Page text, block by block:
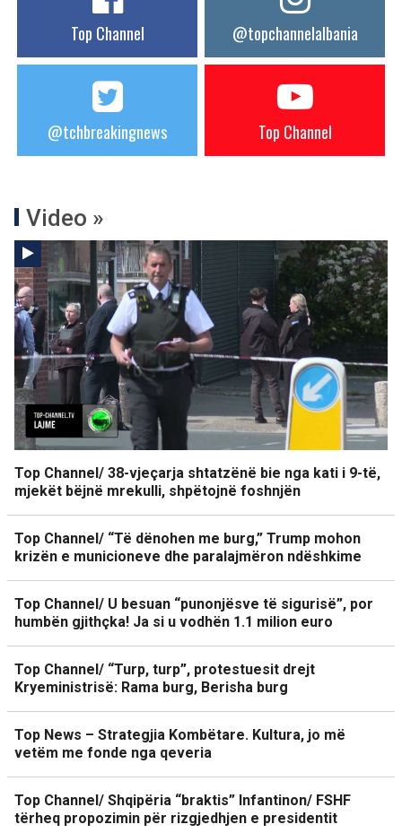
Top Channel @topchannelalbania
@tchbreakingnews Top Channel
Video »
Top Channel/ 38-vjeçarja shtatzënë bie nga kati i 9-të,
mjekët bëjnë mrekulli, shpëtojnë foshnjën
Top Channel/ “Të dënohen me burg,” Trump mohon
krizën e municioneve dhe paralajmëron ndëshkime
Top Channel/ U besuan “punonjësve të sigurisë”, por
humbën gjithçka! Ja si u vodhën 1.1 milion euro
Top Channel/ “Turp, turp”, protestuesit drejt
Kryeministrisë: Rama burg, Berisha burg
Top News – Strategjia Kombëtare. Kultura, jo më
vetëm me fonde nga qeveria
Top Channel/ Shqipëria “braktis” Infantinon/ FSHF
tërheq propozimin për rizgjedhjen e presidentit